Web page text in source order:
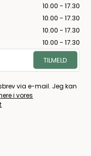
10.00 - 17.30
10.00 - 17.30
10.00 - 17.30
10.00 - 17.30
via e-mail. Jeg kan
i vores